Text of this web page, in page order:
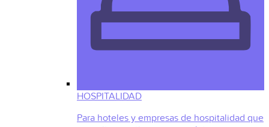
HOSPITALIDAD
Para hoteles y empresas de hospitalidad que